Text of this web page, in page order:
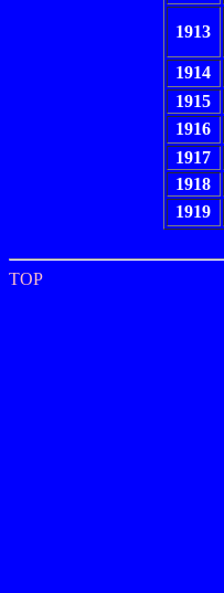
1913
1914
1915
1916
1917
1918
1919
TOP